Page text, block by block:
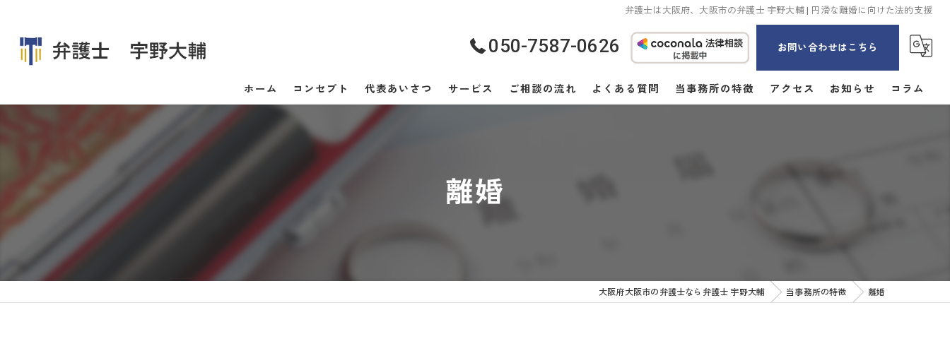
弁護士は大阪府、大阪市の弁護士 宇野大輔 | 円滑な離婚に向けた法的支援
050-7587-0626 お問い合わせはこちら
ホーム コンセプト 代表あいさつ サービス ご相談の流れ よくある質問 当事務所の特徴 アクセス お知らせ コラム
離婚
大阪府大阪市の弁護士なら弁護士 宇野大輔 当事務所の特徴 離婚